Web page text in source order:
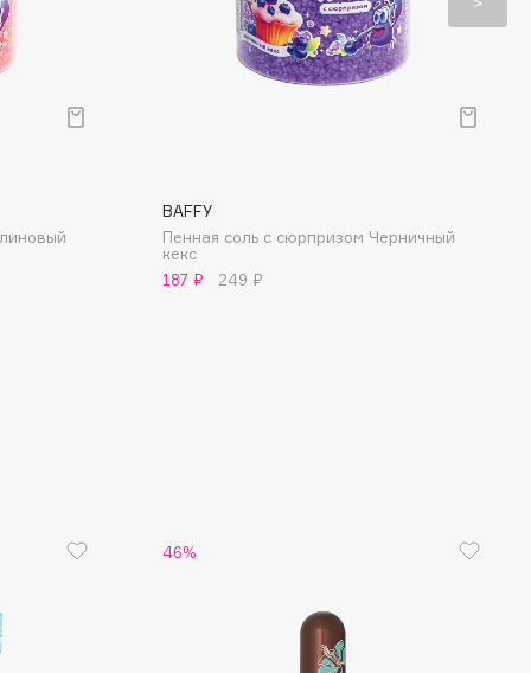
BAFFY
Пенная соль с сюрпризом Черничный
кекс
187 ₽
249 ₽
46%